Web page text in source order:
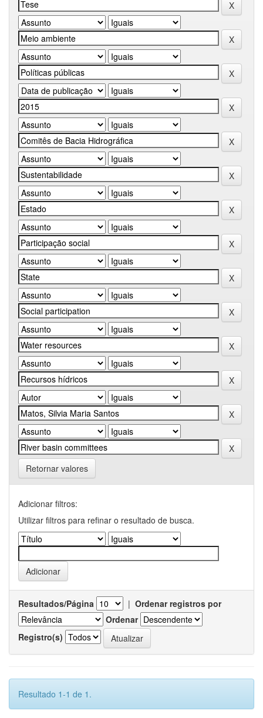
Retornar valores
Adicionar filtros:
Utilizar filtros para refinar o resultado de busca.
Resultados/Página | Ordenar registros por
Ordenar
Registro(s)
Resultado 1-1 de 1.